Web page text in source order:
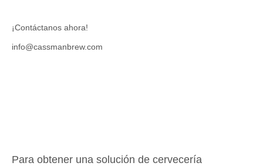
¡Contáctanos ahora!
info@cassmanbrew.com
Para obtener una solución de cervecería